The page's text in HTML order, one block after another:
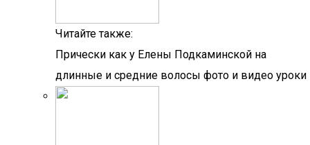
Читайте также:
Прически как у Елены Подкаминской на
длинные и средние волосы фото и видео уроки